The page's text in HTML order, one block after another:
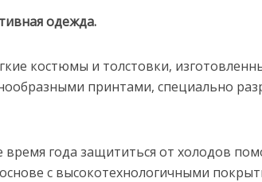
одежда.
костюмы и толстовки,
принтами, специально
время года защититься от холодов
с высокотехнологичными